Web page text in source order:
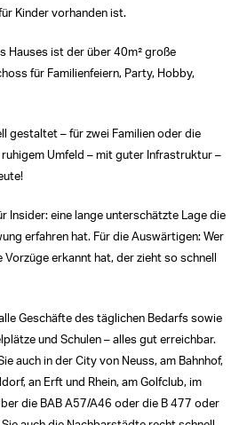
Kinder vorhanden ist.
Hauses ist der über 40m² große
für Familienfeiern, Party, Hobby,
gestaltet – für zwei Familien oder die
Umfeld – mit guter Infrastruktur –
Insider: eine lange unterschätzte Lage die
erfahren hat. Für die Auswärtigen: Wer
erkannt hat, der zieht so schnell
Geschäfte des täglichen Bedarfs sowie
und Schulen – alles gut erreichbar.
auch in der City von Neuss, am Bahnhof,
an Erft und Rhein, am Golfclub, im
die BAB A57/A46 oder die B 477 oder